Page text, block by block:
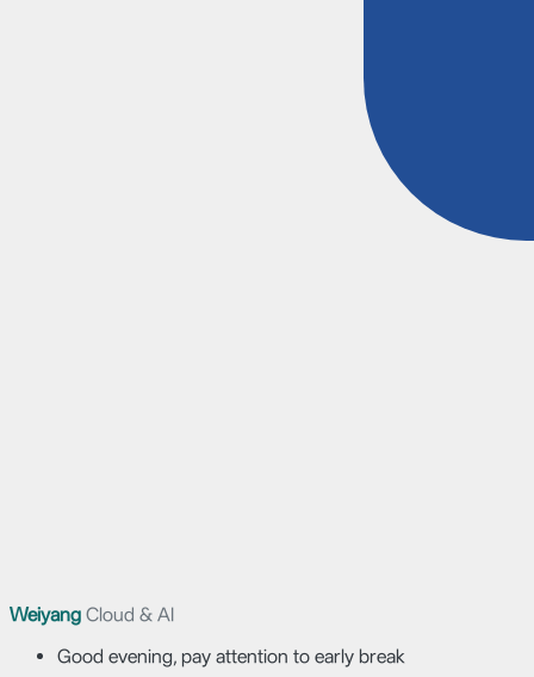
Weiyang Cloud & AI
Good evening, pay attention to early break